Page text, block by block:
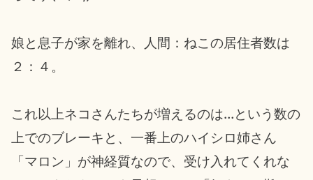
娘と息子が家を離れ、人間：ねこの居住者数は
２：４。
これ以上ネコさんたちが増えるのは…という数の
上でのブレーキと、一番上のハイシロ姉さん
「マロン」が神経質なので、受け入れてくれな